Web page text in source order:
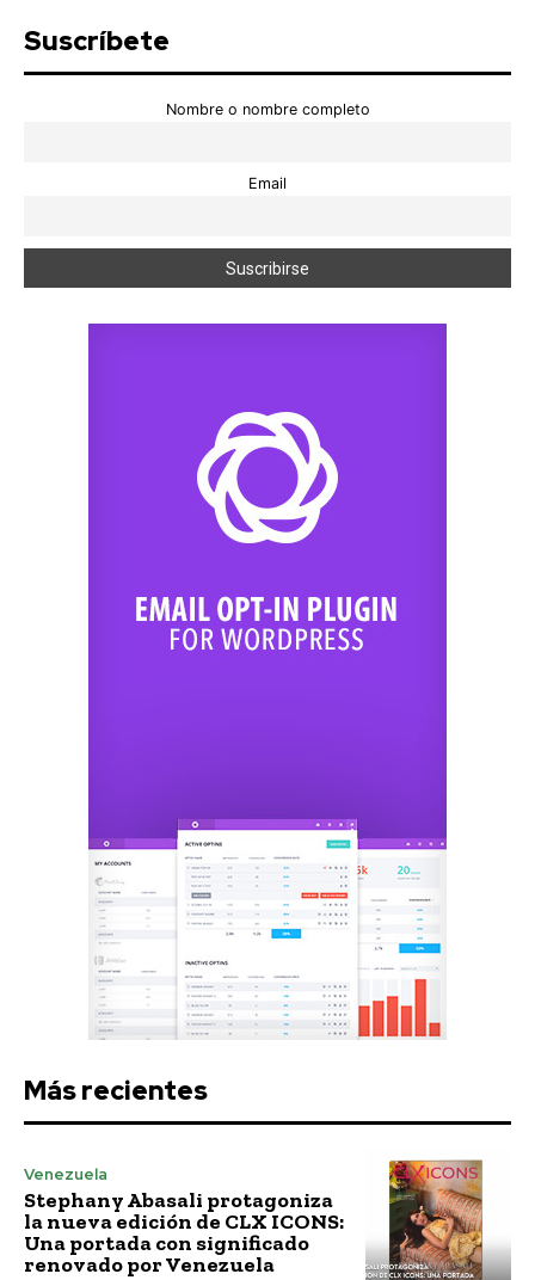
Suscríbete
Nombre o nombre completo
Email
Más recientes
Venezuela
Stephany Abasali protagoniza
la nueva edición de CLX ICONS:
Una portada con significado
renovado por Venezuela